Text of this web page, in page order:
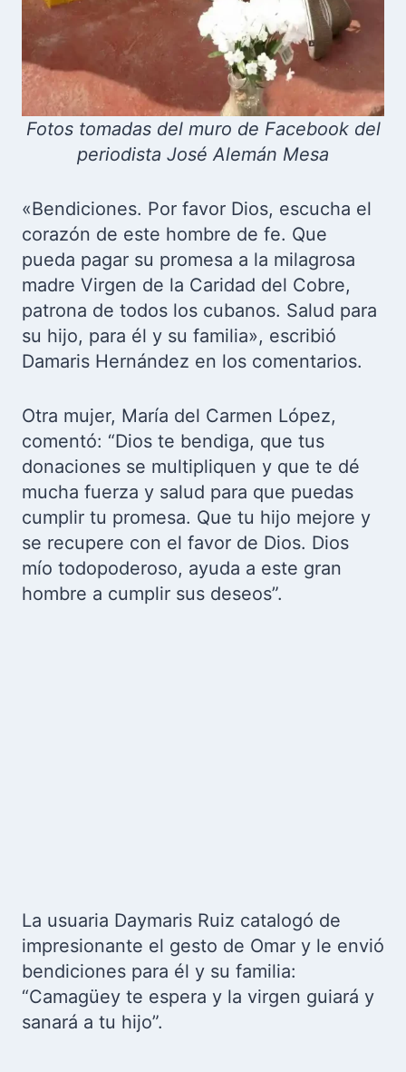
Fotos tomadas del muro de Facebook del
periodista José Alemán Mesa
«Bendiciones. Por favor Dios, escucha el
corazón de este hombre de fe. Que
pueda pagar su promesa a la milagrosa
madre Virgen de la Caridad del Cobre,
patrona de todos los cubanos. Salud para
su hijo, para él y su familia», escribió
Damaris Hernández en los comentarios.
Otra mujer, María del Carmen López,
comentó: “Dios te bendiga, que tus
donaciones se multipliquen y que te dé
mucha fuerza y salud para que puedas
cumplir tu promesa. Que tu hijo mejore y
se recupere con el favor de Dios. Dios
mío todopoderoso, ayuda a este gran
hombre a cumplir sus deseos”.
La usuaria Daymaris Ruiz catalogó de
impresionante el gesto de Omar y le envió
bendiciones para él y su familia:
“Camagüey te espera y la virgen guiará y
sanará a tu hijo”.